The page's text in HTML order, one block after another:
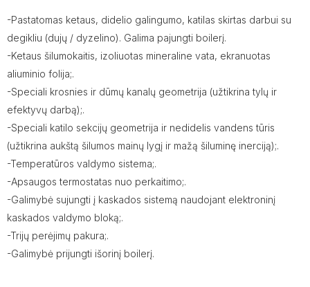
-Pastatomas ketaus, didelio galingumo, katilas skirtas darbui su
degikliu (dujų / dyzelino). Galima pajungti boilerį.
-Ketaus šilumokaitis, izoliuotas mineraline vata, ekranuotas
aliuminio folija;.
-Speciali krosnies ir dūmų kanalų geometrija (užtikrina tylų ir
efektyvų darbą);.
-Speciali katilo sekcijų geometrija ir nedidelis vandens tūris
(užtikrina aukštą šilumos mainų lygį ir mažą šiluminę inerciją);.
-Temperatūros valdymo sistema;.
-Apsaugos termostatas nuo perkaitimo;.
-Galimybė sujungti į kaskados sistemą naudojant elektroninį
kaskados valdymo bloką;.
-Trijų perėjimų pakura;.
-Galimybė prijungti išorinį boilerį.